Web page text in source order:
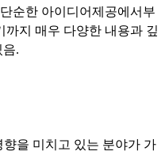
순한 아이디어제공에서부
지 매우 다양한 내용과 깊
.
을 미치고 있는 분야가 가